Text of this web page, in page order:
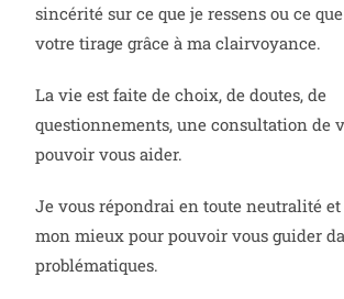
sincérité sur ce que je ressens ou ce
votre tirage grâce à ma clairvoyance.
La vie est faite de choix, de doutes, de
questionnements, une consultation de
pouvoir vous aider.
Je vous répondrai en toute neutralité
mon mieux pour pouvoir vous guider
problématiques.